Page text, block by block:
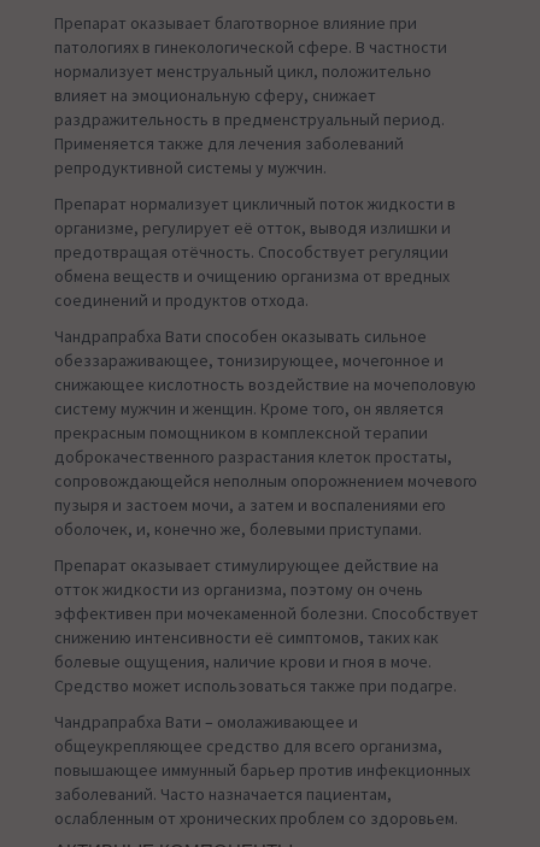
Препарат оказывает благотворное влияние при
патологиях в гинекологической сфере. В частности
нормализует менструальный цикл, положительно
влияет на эмоциональную сферу, снижает
раздражительность в предменструальный период.
Применяется также для лечения заболеваний
репродуктивной системы у мужчин.
Препарат нормализует цикличный поток жидкости в
организме, регулирует её отток, выводя излишки и
предотвращая отёчность. Способствует регуляции
обмена веществ и очищению организма от вредных
соединений и продуктов отхода.
Чандрапрабха Вати способен оказывать сильное
обеззараживающее, тонизирующее, мочегонное и
снижающее кислотность воздействие на мочеполовую
систему мужчин и женщин. Кроме того, он является
прекрасным помощником в комплексной терапии
доброкачественного разрастания клеток простаты,
сопровождающейся неполным опорожнением мочевого
пузыря и застоем мочи, а затем и воспалениями его
оболочек, и, конечно же, болевыми приступами.
Препарат оказывает стимулирующее действие на
отток жидкости из организма, поэтому он очень
эффективен при мочекаменной болезни. Способствует
снижению интенсивности её симптомов, таких как
болевые ощущения, наличие крови и гноя в моче.
Средство может использоваться также при подагре.
Чандрапрабха Вати – омолаживающее и
общеукрепляющее средство для всего организма,
повышающее иммунный барьер против инфекционных
заболеваний. Часто назначается пациентам,
ослабленным от хронических проблем со здоровьем.